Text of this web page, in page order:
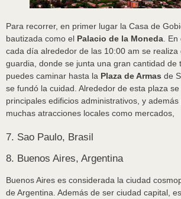
Para recorrer, en primer lugar la Casa de
bautizada como el Palacio de la Moneda. En
cada día alrededor de las 10:00 am se realiza
guardia, donde se junta una gran cantidad de
puedes caminar hasta la Plaza de Armas de
se fundó la cuidad. Alrededor de esta plaza
principales edificios administrativos, y
muchas atracciones locales como mercados,
7. Sao Paulo, Brasil
8. Buenos Aires, Argentina
Buenos Aires es considerada la ciudad
de Argentina. Además de ser ciudad capital,